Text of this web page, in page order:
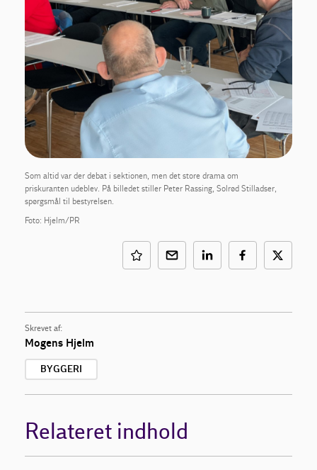
Som altid var der debat i sektionen, men det store drama om
priskuranten udeblev. På billedet stiller Peter Rassing, Solrød Stilladser,
spørgsmål til bestyrelsen.
Foto: Hjelm/PR
Skrevet af:
Mogens Hjelm
BYGGERI
Relateret indhold